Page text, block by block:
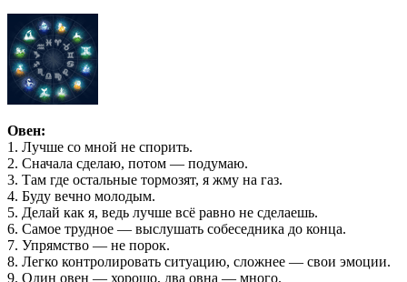
Овен:
1. Лучше со мной не спорить.
2. Сначала сделаю, потом — подумаю.
3. Там где остальные тормозят, я жму на газ.
4. Буду вечно молодым.
5. Делай как я, ведь лучше всё равно не сделаешь.
6. Самое трудное — выслушать собеседника до конца.
7. Упрямство — не порок.
8. Легко контролировать ситуацию, сложнее — свои эмоции.
9. Один овен — хорошо, два овна — много.